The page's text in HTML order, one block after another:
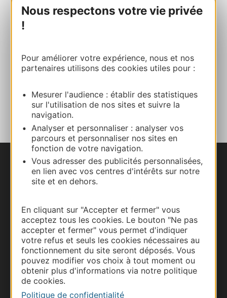
Nous respectons votre vie privée
!
Pour améliorer votre expérience, nous et nos
partenaires utilisons des cookies utiles pour :
Mesurer l'audience : établir des statistiques
sur l'utilisation de nos sites et suivre la
navigation.
Analyser et personnaliser : analyser vos
parcours et personnaliser nos sites en
fonction de votre navigation.
Vous adresser des publicités personnalisées,
en lien avec vos centres d'intérêts sur notre
site et en dehors.
En cliquant sur "Accepter et fermer" vous
acceptez tous les cookies. Le bouton "Ne pas
accepter et fermer" vous permet d'indiquer
votre refus et seuls les cookies nécessaires au
fonctionnement du site seront déposés. Vous
pouvez modifier vos choix à tout moment ou
obtenir plus d'informations via notre politique
de cookies.
Politique de confidentialité
Site internet
AJOUTER
AU CARNET
Nous contacter
Documentation